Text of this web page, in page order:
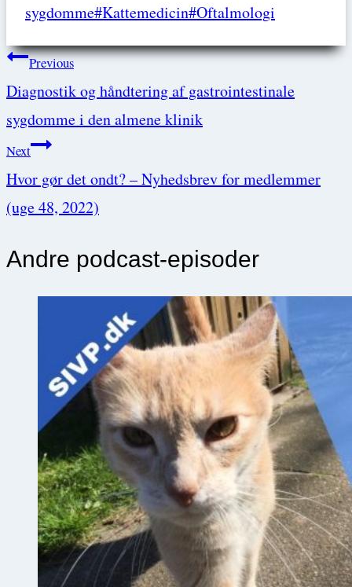
Tags:
sygdomme#Kattemedicin#Oftalmologi
Post
navigation
Previous
Diagnostik og håndtering af gastrointestinale
sygdomme i den almene klinik
Next
Hvor gør det ondt? – Nyhedsbrev for medlemmer
(uge 48, 2022)
Andre podcast-episoder